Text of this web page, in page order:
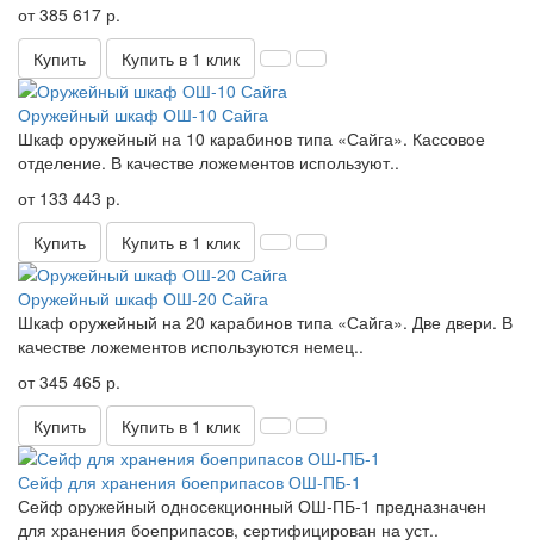
от 385 617 р.
Купить
Купить в 1 клик
Оружейный шкаф ОШ-10 Сайга
Шкаф оружейный на 10 карабинов типа «Сайга». Кассовое
отделение. В качестве ложементов используют..
от 133 443 р.
Купить
Купить в 1 клик
Оружейный шкаф ОШ-20 Сайга
Шкаф оружейный на 20 карабинов типа «Сайга». Две двери. В
качестве ложементов используются немец..
от 345 465 р.
Купить
Купить в 1 клик
Сейф для хранения боеприпасов ОШ-ПБ-1
Сейф оружейный односекционный ОШ-ПБ-1 предназначен
для хранения боеприпасов, сертифицирован на уст..